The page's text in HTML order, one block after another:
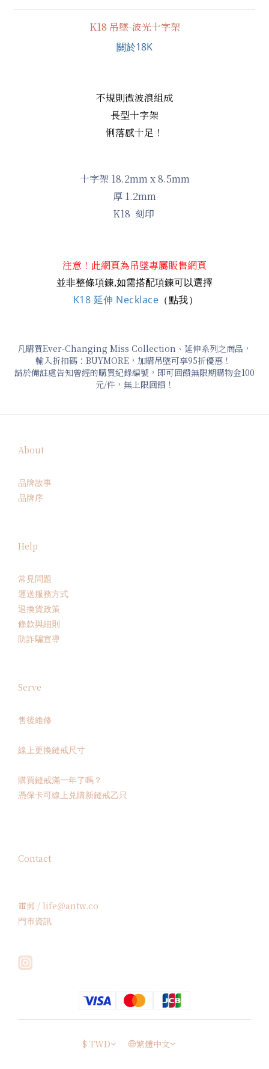
K18 吊墜-波光十字架
關於18K
不規則微波浪組成
長型十字架
俐落感十足！
十字架 18.2mm x 8.5mm
厚 1.2mm
K18 刻印
注意！此網頁為吊墜專屬販售網頁
並非整條項鍊,如需搭配項鍊可以選擇
K18 延伸 Necklace （點我）
凡購買Ever-Changing Miss Collection、延伸系列之商品，
輸入折扣碼：BUYMORE，加購吊墜可享95折優惠！
請於備註處告知曾經的購買紀錄編號，即可回饋無限期購物金100
元/件，無上限回饋！
About
品牌故事
品牌序
Help
常見問題
運送服務方式
退換貨政策
條款與細則
防詐騙宣導
Serve
售後維修
線上更換鏈戒尺寸
購買鏈戒滿一年了嗎？
憑保卡可線上兑購新鏈戒乙只
Contact
電郵 / life＠antw.co
門市資訊
$ TWD 繁體中文